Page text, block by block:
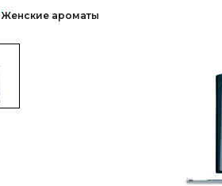
Женские ароматы